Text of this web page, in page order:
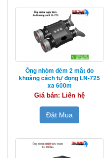
Ống nhòm đêm 2 mắt đo
khoảng cách tự động LN-725
xa 600m
Giá bán: Liên hệ
Đặt Mua